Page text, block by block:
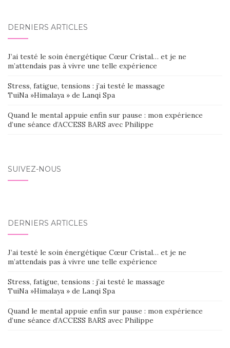
DERNIERS ARTICLES
J’ai testé le soin énergétique Cœur Cristal… et je ne
m’attendais pas à vivre une telle expérience
Stress, fatigue, tensions : j’ai testé le massage
TuiNa »Himalaya » de Lanqi Spa
Quand le mental appuie enfin sur pause : mon expérience
d’une séance d’ACCESS BARS avec Philippe
SUIVEZ-NOUS
DERNIERS ARTICLES
J’ai testé le soin énergétique Cœur Cristal… et je ne
m’attendais pas à vivre une telle expérience
Stress, fatigue, tensions : j’ai testé le massage
TuiNa »Himalaya » de Lanqi Spa
Quand le mental appuie enfin sur pause : mon expérience
d’une séance d’ACCESS BARS avec Philippe